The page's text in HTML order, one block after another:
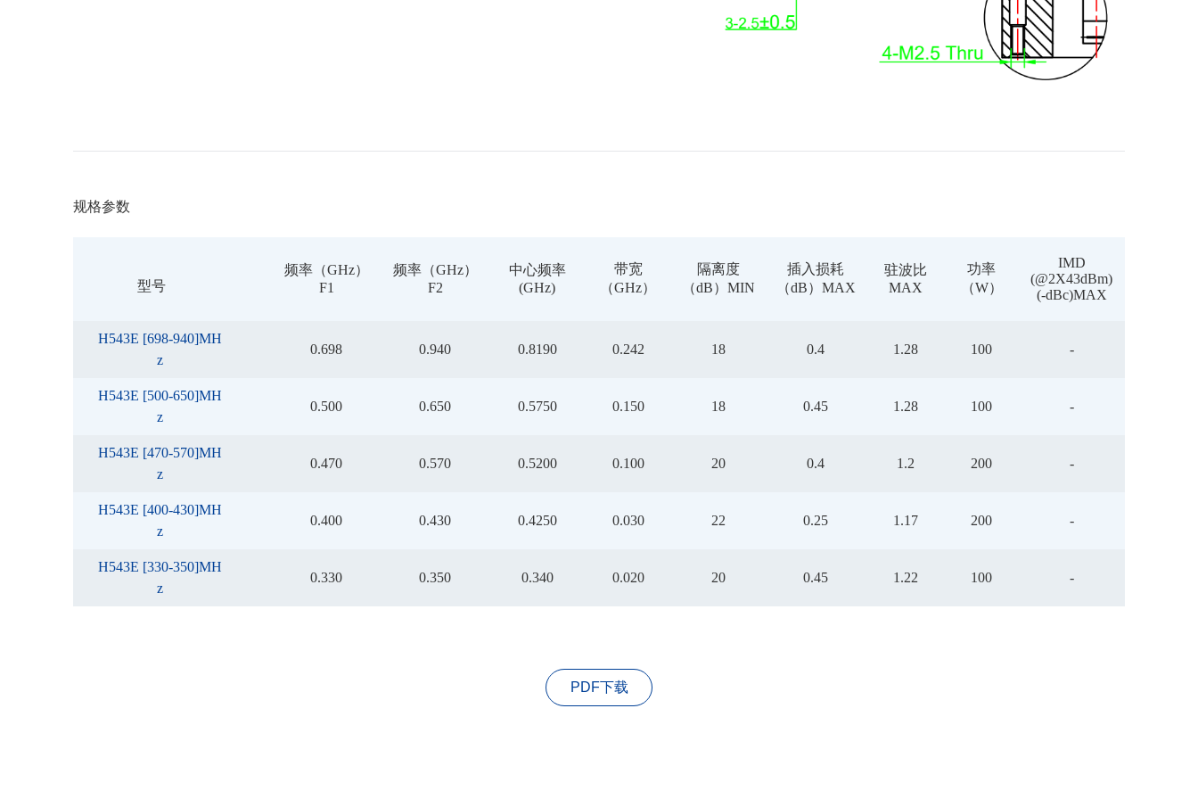
规格参数
型号
频率（GHz）
F1
频率（GHz）
F2
中心频率
(GHz)
带宽
（GHz）
隔离度
（dB）MIN
插入损耗
（dB）MAX
驻波比
MAX
功率
（W）
IMD
(@2X43dBm)
(-dBc)MAX
H543E [698-940]MH
z
0.698 0.940 0.8190 0.242 18 0.4 1.28 100 -
H543E [500-650]MH
z
0.500 0.650 0.5750 0.150 18 0.45 1.28 100 -
H543E [470-570]MH
z
0.470 0.570 0.5200 0.100 20 0.4 1.2 200 -
H543E [400-430]MH
z
0.400 0.430 0.4250 0.030 22 0.25 1.17 200 -
H543E [330-350]MH
z
0.330 0.350 0.340 0.020 20 0.45 1.22 100 -
PDF下载